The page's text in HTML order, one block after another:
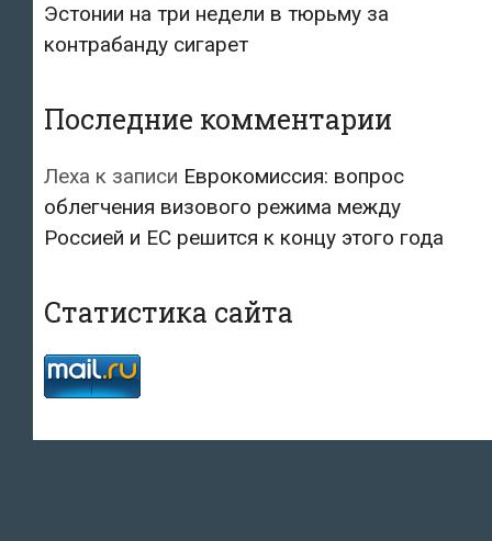
Эстонии на три недели в тюрьму за
контрабанду сигарет
Последние комментарии
Леха к записи Еврокомиссия: вопрос
облегчения визового режима между
Россией и ЕС решится к концу этого года
Статистика сайта